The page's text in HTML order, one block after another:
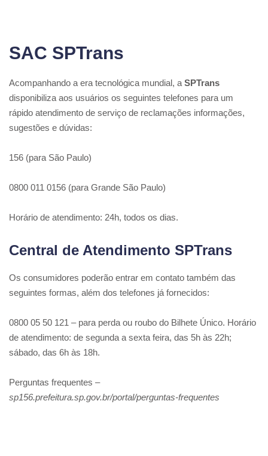
SAC SPTrans
Acompanhando a era tecnológica mundial, a SPTrans
disponibiliza aos usuários os seguintes telefones para um
rápido atendimento de serviço de reclamações informações,
sugestões e dúvidas:
156 (para São Paulo)
0800 011 0156 (para Grande São Paulo)
Horário de atendimento: 24h, todos os dias.
Central de Atendimento SPTrans
Os consumidores poderão entrar em contato também das
seguintes formas, além dos telefones já fornecidos:
0800 05 50 121 – para perda ou roubo do Bilhete Único. Horário
de atendimento: de segunda a sexta feira, das 5h às 22h;
sábado, das 6h às 18h.
Perguntas frequentes –
sp156.prefeitura.sp.gov.br/portal/perguntas-frequentes